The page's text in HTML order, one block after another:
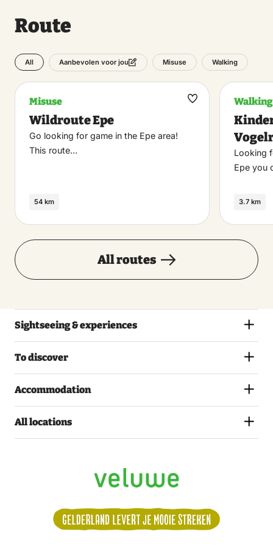
Route
All Aanbevolen voor jou Misuse Walking
Misuse
Wildroute Epe
Go looking for game in the Epe area!
This route…
54 km
Maak
Walking
Looking
Epe you
3.7 km
All routes
Sightseeing & experiences
To discover
Accommodation
All locations